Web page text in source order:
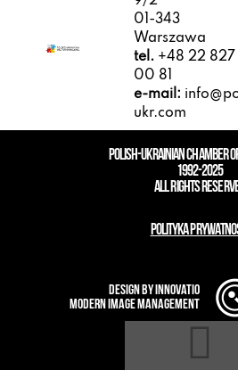
01-343
Warszawa
tel. +48 22 827
00 81
e-mail:
ukr.com
POLISH-UKRAINIAN CHAMBER
1992-2025
ALL RIGHTS
POLITYKA
design by innovatio
modern image management